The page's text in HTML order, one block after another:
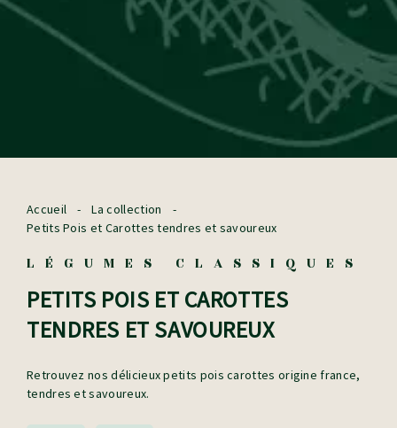
Accueil - La collection
-
Petits Pois et Carottes tendres et savoureux
LÉGUMES CLASSIQUES
PETITS POIS ET CAROTTES
TENDRES ET SAVOUREUX
Retrouvez nos délicieux petits pois carottes origine france,
tendres et savoureux.